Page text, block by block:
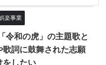
楽事業
令和の虎」の主題歌と
詞に鼓舞された志願
をしたい